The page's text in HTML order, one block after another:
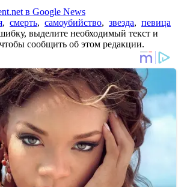
в Google News
, смерть, самоубийство, звезда, певица
выделите необходимый текст и
сообщить об этом редакции.